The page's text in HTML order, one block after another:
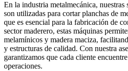
En la industria metalmecánica, nuestras
son utilizadas para cortar planchas de
que es esencial para la fabricación de
sector maderero, estas máquinas
melamínicos y madera maciza,
y estructuras de calidad. Con nuestra
garantizamos que cada cliente
operaciones.